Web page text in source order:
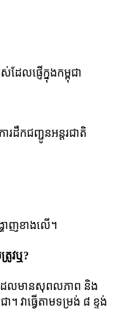
លផ្ញើក្នុងកម្ពុជា
រដឹកជញ្ជូនអន្តរជាតិ
ាញខាងលើ។
រូវឬ?
លមានសុពលភាព និង
វាធ្វើតាមទម្រង់ ៨ ខ្ទង់